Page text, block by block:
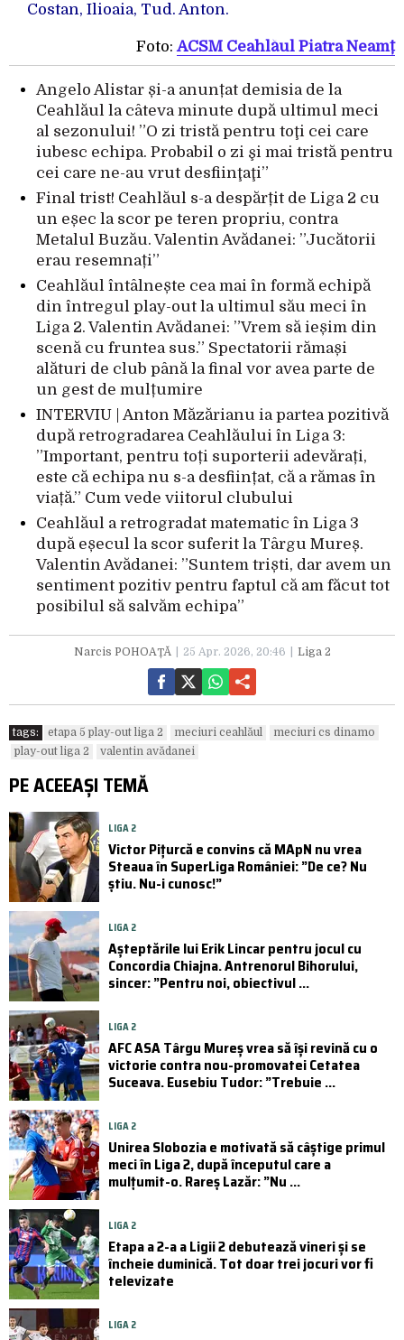
Costan, Ilioaia, Tud. Anton.
Foto:ACSM Ceahlăul Piatra Neamț
Angelo Alistar și-a anunțat demisia de la
Ceahlăul la câteva minute după ultimul meci
al sezonului! ”O zi tristă pentru toţi cei care
iubesc echipa. Probabil o zi şi mai tristă pentru
cei care ne-au vrut desfiinţaţi”
Final trist! Ceahlăul s-a despărțit de Liga 2 cu
un eșec la scor pe teren propriu, contra
Metalul Buzău. Valentin Avădanei: ”Jucătorii
erau resemnați”
Ceahlăul întâlnește cea mai în formă echipă
din întregul play-out la ultimul său meci în
Liga 2. Valentin Avădanei: ”Vrem să ieșim din
scenă cu fruntea sus.” Spectatorii rămași
alături de club până la final vor avea parte de
un gest de mulțumire
INTERVIU | Anton Măzărianu ia partea pozitivă
după retrogradarea Ceahlăului în Liga 3:
”Important, pentru toți suporterii adevărați,
este că echipa nu s-a desființat, că a rămas în
viață.” Cum vede viitorul clubului
Ceahlăul a retrogradat matematic în Liga 3
după eșecul la scor suferit la Târgu Mureș.
Valentin Avădanei: ”Suntem triști, dar avem un
sentiment pozitiv pentru faptul că am făcut tot
posibilul să salvăm echipa”
Narcis POHOAȚĂ 25 Apr. 2026, 20:46 Liga 2
tags: etapa 5 play-out liga 2 meciuri ceahlăul
meciuri cs dinamo
play-out liga 2
valentin avădanei
PE ACEEAȘI TEMĂ
LIGA 2
Victor Pițurcă e convins că MApN nu vrea
Steaua în SuperLiga României: ”De ce? Nu
știu. Nu-i cunosc!”
LIGA 2
Așteptările lui Erik Lincar pentru jocul cu
Concordia Chiajna. Antrenorul Bihorului,
sincer: ”Pentru noi, obiectivul ...
LIGA 2
AFC ASA Târgu Mureș vrea să își revină cu o
victorie contra nou-promovatei Cetatea
Suceava. Eusebiu Tudor: ”Trebuie ...
LIGA 2
Unirea Slobozia e motivată să câștige primul
meci în Liga 2, după începutul care a
mulțumit-o. Rareș Lazăr: ”Nu ...
LIGA 2
Etapa a 2-a a Ligii 2 debutează vineri și se
încheie duminică. Tot doar trei jocuri vor fi
televizate
LIGA 2